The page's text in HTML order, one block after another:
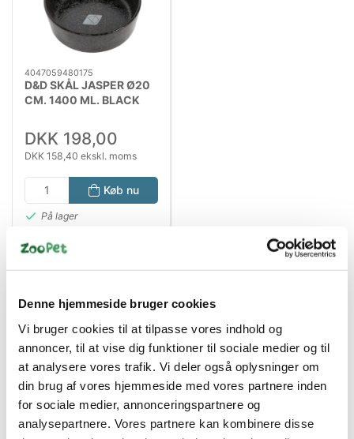
Denne hjemmeside bruger cookies
Vi bruger cookies til at tilpasse vores indhold og
annoncer, til at vise dig funktioner til sociale medier og til
at analysere vores trafik. Vi deler også oplysninger om
din brug af vores hjemmeside med vores partnere inden
for sociale medier, annonceringspartnere og
analysepartnere. Vores partnere kan kombinere disse
4047059480175
D&D SKÅL JASPER Ø20
CM. 1400 ML. BLACK
DKK 198,00
DKK 158,40 ekskl. moms
Køb nu
På lager
Bestsælgende varer i Hundeskåle &
Foderautomater